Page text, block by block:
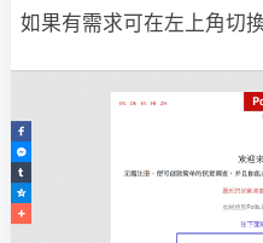
如果有需求可在左上角切